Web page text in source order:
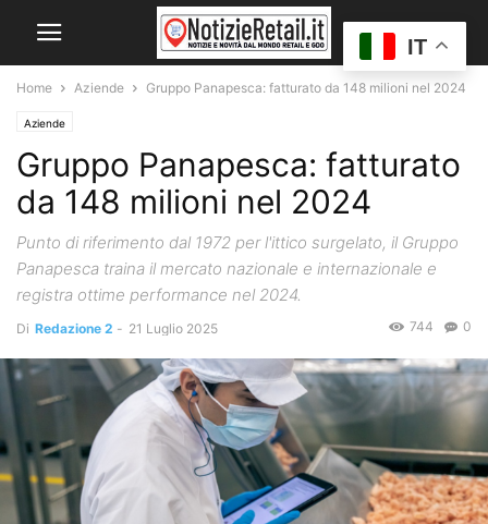
Home Aziende Gruppo Panapesca: fatturato da 148 milioni nel 2024
Aziende
Gruppo Panapesca: fatturato
da 148 milioni nel 2024
Punto di riferimento dal 1972 per l'ittico surgelato, il Gruppo
Panapesca traina il mercato nazionale e internazionale e
registra ottime performance nel 2024.
Di Redazione 2 - 21 Luglio 2025 0
744
IT